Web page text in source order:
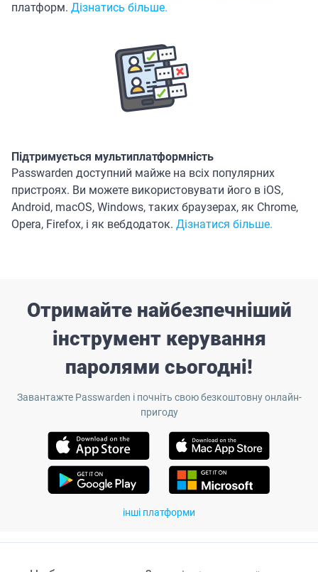
платформ. Дізнатись більше.
Підтримується мультиплатформність
Passwarden доступний майже на всіх популярних
пристроях. Ви можете використовувати його в iOS,
Android, macOS, Windows, таких браузерах, як Chrome,
Opera, Firefox, і як вебдодаток. Дізнатися більше.
Отримайте найбезпечніший
інструмент керування
паролями сьогодні!
Завантажте Passwarden і почніть свою безкоштовну онлайн-
пригоду
інші платформи